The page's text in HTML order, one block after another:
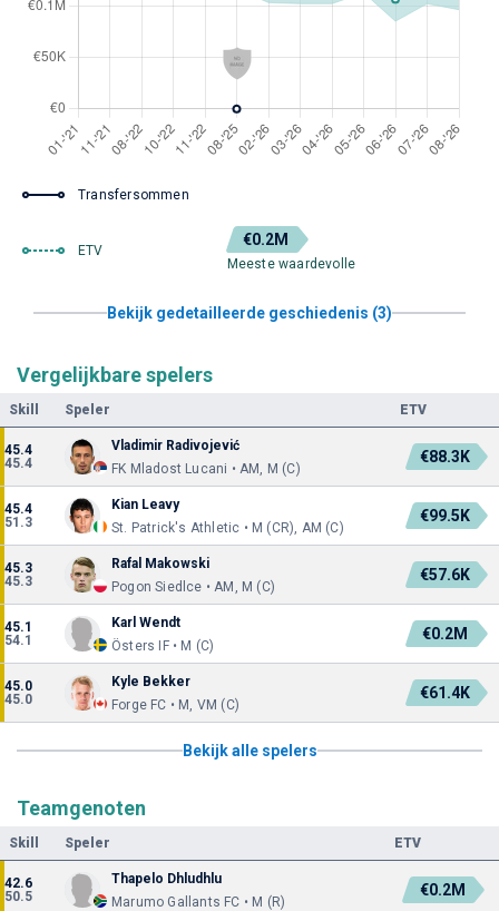
Transfersommen
ETV
€0.2M
Meeste waardevolle
Bekijk gedetailleerde geschiedenis (3)
Vergelijkbare spelers
Skill Speler ETV
45.4
45.4
Vladimir Radivojević
FK Mladost Lucani • AM, M (C)
€88.3K
45.4
51.3
Kian Leavy
St. Patrick's Athletic • M (CR), AM (C)
€99.5K
45.3
45.3
Rafal Makowski
Pogon Siedlce • AM, M (C)
€57.6K
45.1
54.1
Karl Wendt
Östers IF • M (C)
€0.2M
45.0
45.0
Kyle Bekker
Forge FC • M, VM (C)
€61.4K
Bekijk alle spelers
Teamgenoten
Skill Speler ETV
42.6
50.5
Thapelo Dhludhlu
Marumo Gallants FC • M (R)
€0.2M